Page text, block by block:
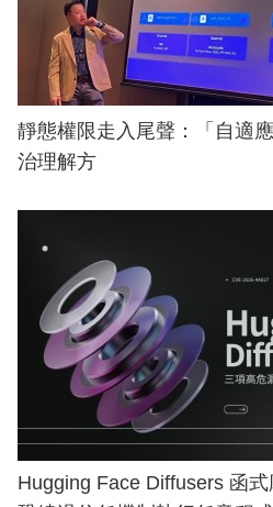
靜態權限走入尾聲：「自適
治理解方
Hugging Face Diffusers 函式